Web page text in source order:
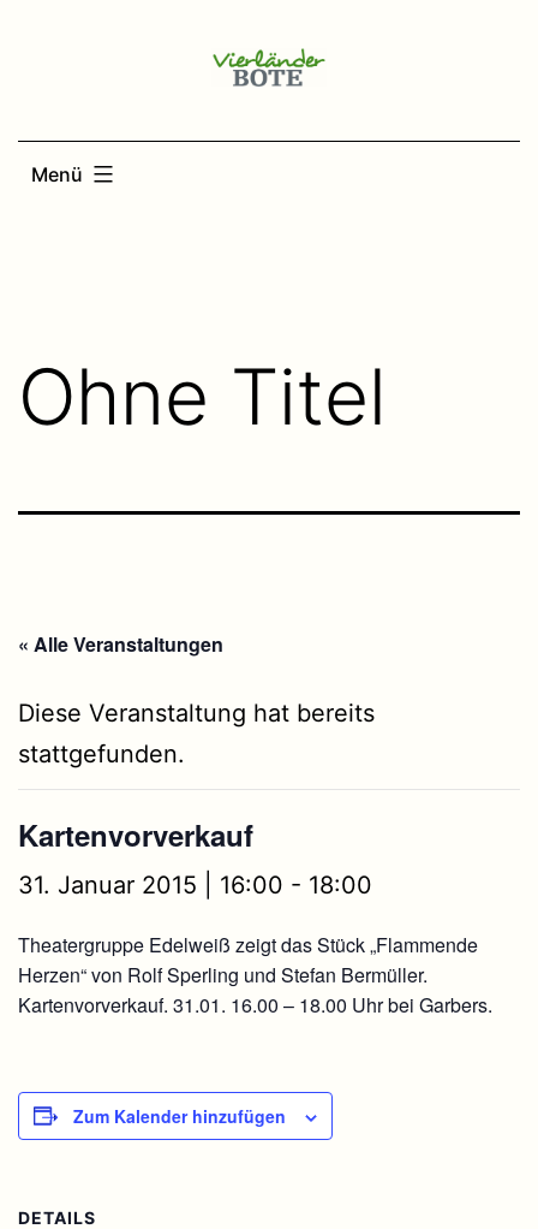
Menü
Ohne Titel
« Alle Veranstaltungen
Diese Veranstaltung hat bereits
stattgefunden.
Kartenvorverkauf
31. Januar 2015 | 16:00 - 18:00
Theatergruppe Edelweiß zeigt das Stück „Flammende
Herzen“ von Rolf Sperling und Stefan Bermüller.
Kartenvorverkauf. 31.01. 16.00 – 18.00 Uhr bei Garbers.
Zum Kalender hinzufügen
DETAILS